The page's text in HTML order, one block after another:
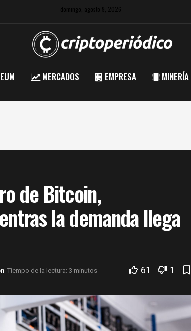
domingo, agosto 9, 2026
MERCADOS EMPRESA MINERÍA
de Bitcoin,
la demanda llega
Tiempo de la lectura: 3 minutos 61 1